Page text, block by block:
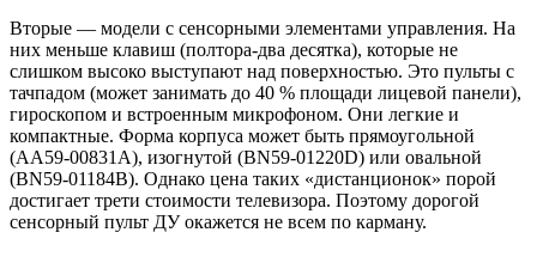
Вторые — модели с сенсорными элементами управления. На
них меньше клавиш (полтора-два десятка), которые не
слишком высоко выступают над поверхностью. Это пульты с
тачпадом (может занимать до 40 % площади лицевой панели),
гироскопом и встроенным микрофоном. Они легкие и
компактные. Форма корпуса может быть прямоугольной
(AA59-00831A), изогнутой (BN59-01220D) или овальной
(BN59-01184B). Однако цена таких «дистанционок» порой
достигает трети стоимости телевизора. Поэтому дорогой
сенсорный пульт ДУ окажется не всем по карману.